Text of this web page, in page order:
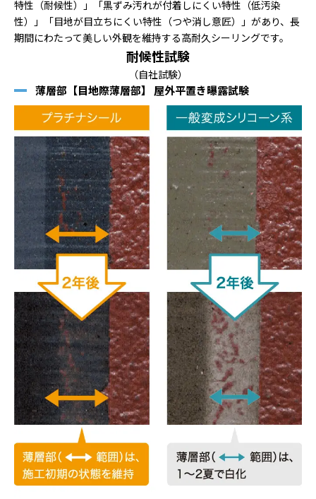
特性（耐候性）」「黒ずみ汚れが付着しにくい特性（低汚染
性）」「目地が目立ちにくい特性（つや消し意匠）」があり、長
期間にわたって美しい外観を維持する高耐久シーリングです。
耐候性試験
（自社試験）
薄層部【目地際薄層部】 屋外平置き曝露試験